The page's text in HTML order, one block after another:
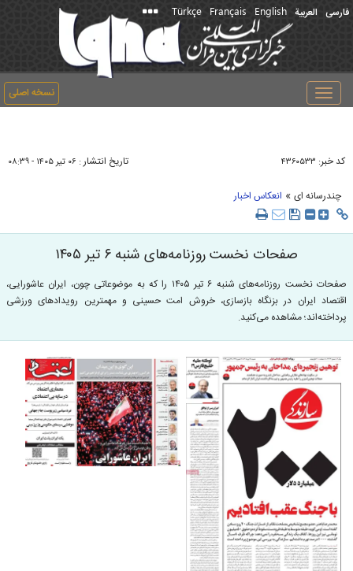
فارسی العربیة English
Français
Türkçe
نسخه اصلی
Toggle
navigation
کد خبر: ۴۳۶۰۵۳۳ تاریخ انتشار : ۰۶ تير ۱۴۰۵ - ۰۸:۳۹
چندرسانه ای » انعکاس اخبار
صفحات نخست روزنامه‌های شنبه ۶ تیر ۱۴۰۵
صفحات نخست روزنامه‌های شنبه ۶ تیر ۱۴۰۵ را که به موضوعاتی چون، ایران عاشورایی،
اقتصاد ایران در بزنگاه بازسازی، خروش امت حسینی و مهمترین رویداد‌های ورزشی
پرداخته‌اند؛ مشاهده می‌کنید.